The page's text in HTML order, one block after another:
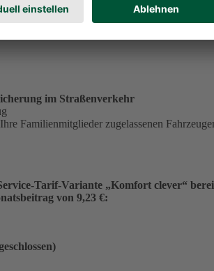
.
im Straßenverkehr
Familienmitglieder zugelassenen
Tarif-Variante „Komfort clever“
von 9,23 €: